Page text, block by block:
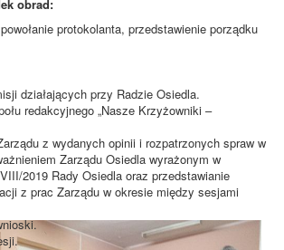
obrad:
protokolanta, przedstawienie porządku
działających przy Radzie Osiedla.
redakcyjnego „Nasze Krzyżowniki –
z wydanych opinii i rozpatrzonych spraw w
Zarządu Osiedla wyrażonym w
2019 Rady Osiedla oraz przedstawianie
z prac Zarządu w okresie między sesjami